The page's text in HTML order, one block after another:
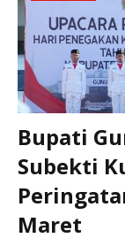
Bupati
Subekti
Maret